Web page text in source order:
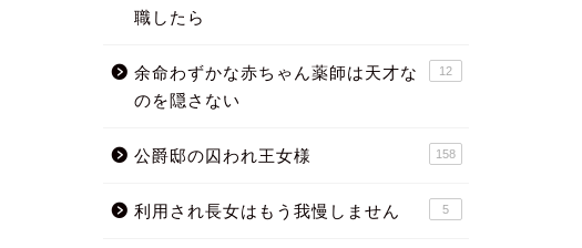
職したら
余命わずかな赤ちゃん薬師は天才な
のを隠さない
12
公爵邸の囚われ王女様 158
利用され長女はもう我慢しません 5